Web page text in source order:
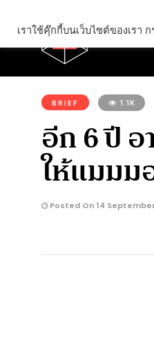
คุณกำลังอ่าน:
BRIEF 1.1K
อีก 6 ปี
ให้แมมม
Posted On 14 September
เราใช้คุ๊กกี้บนเว็บไซต์ของเรา